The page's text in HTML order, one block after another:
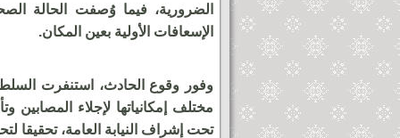
الضرورية، فيما وُصفت الحالة
الإسعافات الأولية بعين المكان.
وفور وقوع الحادث، استنفرت
مختلف إمكانياتها لإجلاء
تحت إشراف النيابة العامة، تحقيقا